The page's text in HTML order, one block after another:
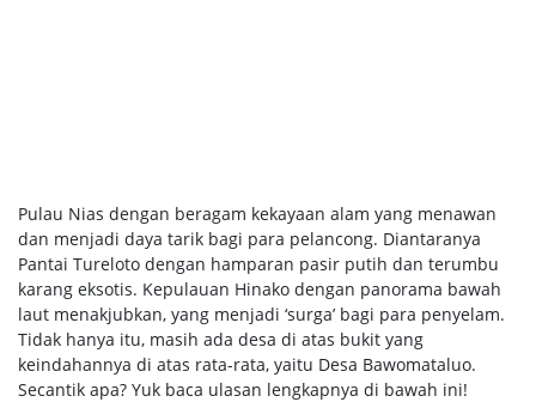
Pulau Nias dengan beragam kekayaan alam yang menawan
dan menjadi daya tarik bagi para pelancong. Diantaranya
Pantai Tureloto dengan hamparan pasir putih dan terumbu
karang eksotis. Kepulauan Hinako dengan panorama bawah
laut menakjubkan, yang menjadi ‘surga’ bagi para penyelam.
Tidak hanya itu, masih ada desa di atas bukit yang
keindahannya di atas rata-rata, yaitu Desa Bawomataluo.
Secantik apa? Yuk baca ulasan lengkapnya di bawah ini!